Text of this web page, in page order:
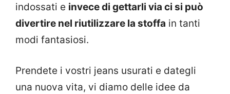
indossati e invece di gettarli via ci si può
divertire nel riutilizzare la stoffa in tanti
modi fantasiosi.
Prendete i vostri jeans usurati e dategli
una nuova vita, vi diamo delle idee da